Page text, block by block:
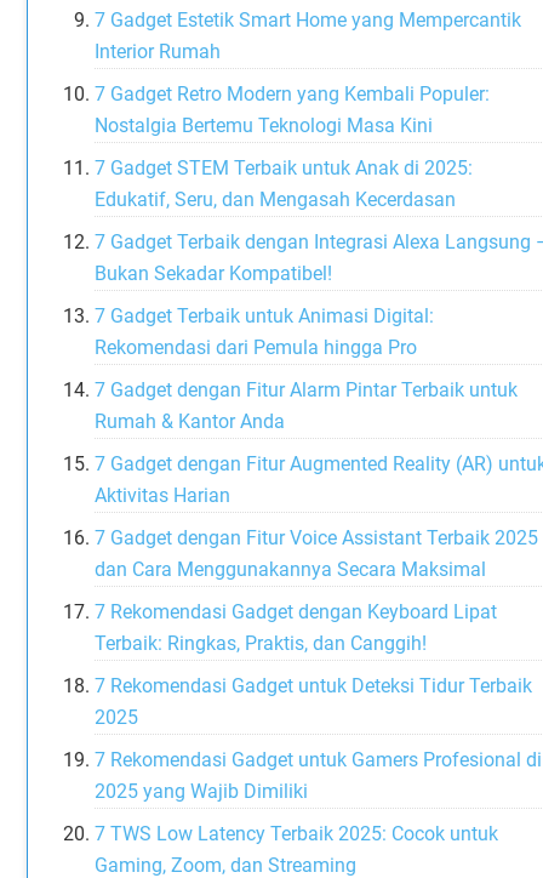
7 Gadget Estetik Smart Home yang Mempercantik
Interior Rumah
7 Gadget Retro Modern yang Kembali Populer:
Nostalgia Bertemu Teknologi Masa Kini
7 Gadget STEM Terbaik untuk Anak di 2025:
Edukatif, Seru, dan Mengasah Kecerdasan
7 Gadget Terbaik dengan Integrasi Alexa Langsung
Bukan Sekadar Kompatibel!
7 Gadget Terbaik untuk Animasi Digital:
Rekomendasi dari Pemula hingga Pro
7 Gadget dengan Fitur Alarm Pintar Terbaik untuk
Rumah & Kantor Anda
7 Gadget dengan Fitur Augmented Reality (AR)
Aktivitas Harian
7 Gadget dengan Fitur Voice Assistant Terbaik 2025
dan Cara Menggunakannya Secara Maksimal
7 Rekomendasi Gadget dengan Keyboard Lipat
Terbaik: Ringkas, Praktis, dan Canggih!
7 Rekomendasi Gadget untuk Deteksi Tidur Terbaik
2025
7 Rekomendasi Gadget untuk Gamers Profesional di
2025 yang Wajib Dimiliki
7 TWS Low Latency Terbaik 2025: Cocok untuk
Gaming, Zoom, dan Streaming